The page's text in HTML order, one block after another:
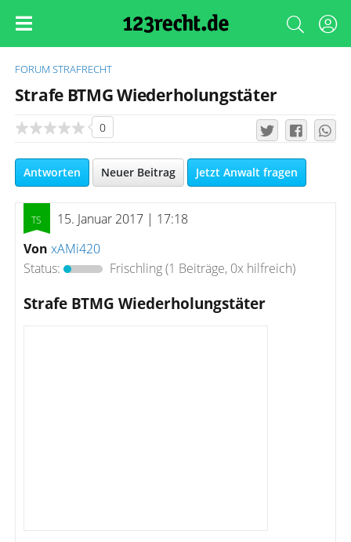
FORUM STRAFRECHT
Strafe BTMG Wiederholungstäter
0
Antworten Neuer Beitrag Jetzt Anwalt fragen
15. Januar 2017 | 17:18
Von xAMi420
Status:
Frischling(1 Beiträge, 0x hilfreich)
Strafe BTMG Wiederholungstäter